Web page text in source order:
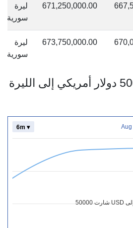
671,250,000.00
ليرة
سورية
673,750,000.00
ليرة
سورية
شارت تحويل 50000 دولار أمريكي إلى الليرة
6m ▾ Aug